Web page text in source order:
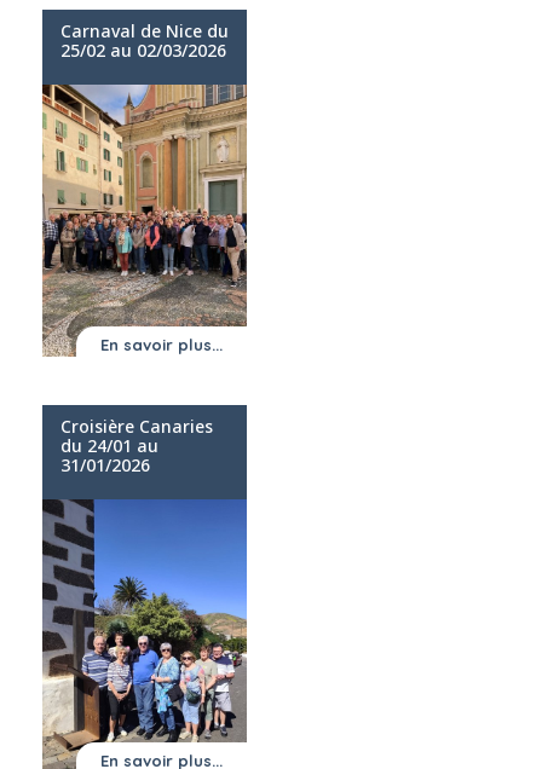
Carnaval de Nice du
25/02 au 02/03/2026
En savoir plus...
Croisière Canaries
du 24/01 au
31/01/2026
En savoir plus...